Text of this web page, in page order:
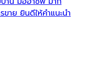
ขาย ยินดีให้คำแนะนำ